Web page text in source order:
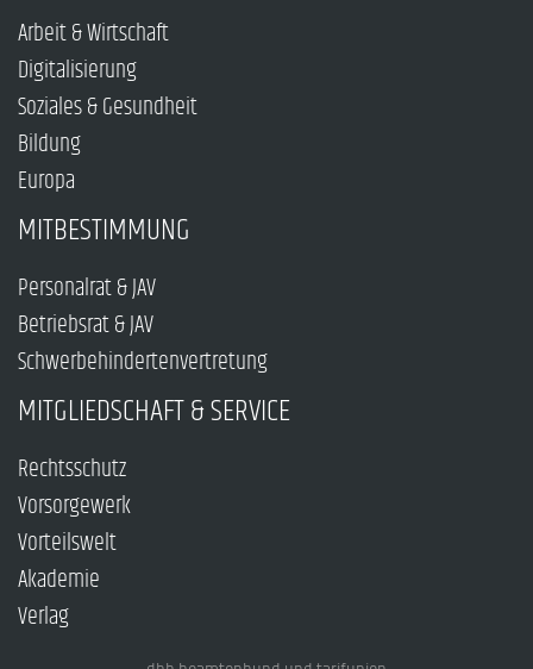
Arbeit & Wirtschaft
Digitalisierung
Soziales & Gesundheit
Bildung
Europa
MITBESTIMMUNG
Personalrat & JAV
Betriebsrat & JAV
Schwerbehindertenvertretung
MITGLIEDSCHAFT & SERVICE
Rechtsschutz
Vorsorgewerk
Vorteilswelt
Akademie
Verlag